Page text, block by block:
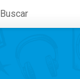
Buscar